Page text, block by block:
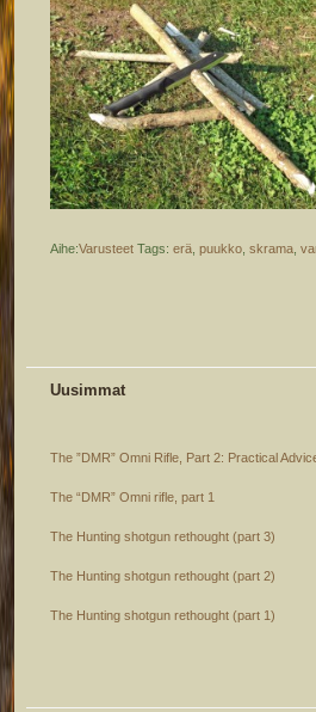
Aihe:Varusteet Tags:erä ,puukko ,skrama ,
Uusimmat
The ”DMR” Omni Rifle, Part 2: Practical
The “DMR” Omni rifle, part 1
The Hunting shotgun rethought (part 3)
The Hunting shotgun rethought (part 2)
The Hunting shotgun rethought (part 1)